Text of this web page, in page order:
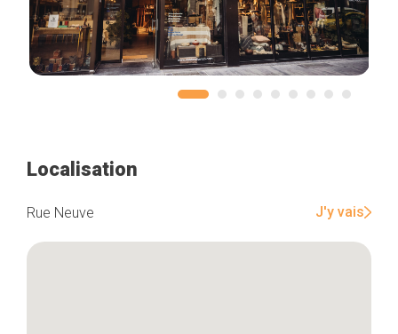
Localisation
Rue Neuve J'y vais